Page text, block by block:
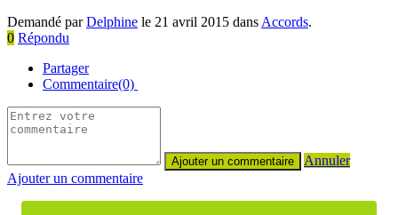
Demandé parDelphine le 21 avril 2015 dans Accords.
0 Répondu
Partager
Commentaire(0)
Annuler
Ajouter un commentaire